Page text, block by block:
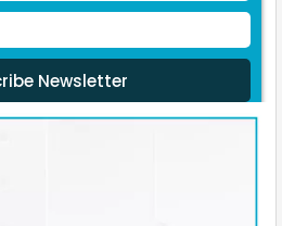
Newsletter